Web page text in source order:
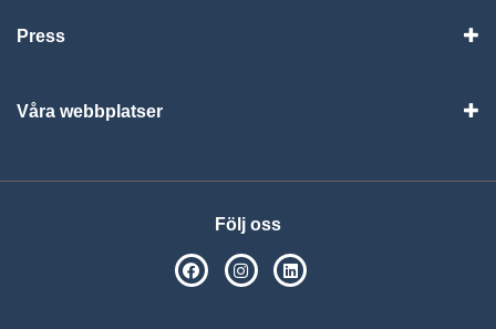
Press
Våra webbplatser
Följ oss
SPSM på Facebook
SPSM på Instagram